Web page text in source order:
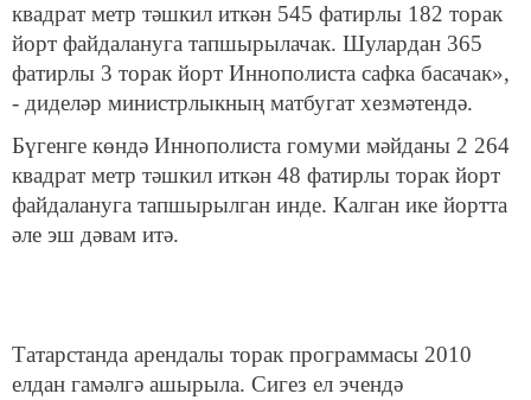
квадрат метр тәшкил иткән 545 фатирлы 182 торак
йорт файдалануга тапшырылачак. Шулардан 365
фатирлы 3 торак йорт Иннополиста сафка басачак»,
- диделәр министрлыкның матбугат хезмәтендә.
Бүгенге көндә Иннополиста гомуми мәйданы 2 264
квадрат метр тәшкил иткән 48 фатирлы торак йорт
файдалануга тапшырылган инде. Калган ике йортта
әле эш дәвам итә.
Татарстанда арендалы торак программасы 2010
елдан гамәлгә ашырыла. Сигез ел эчендә